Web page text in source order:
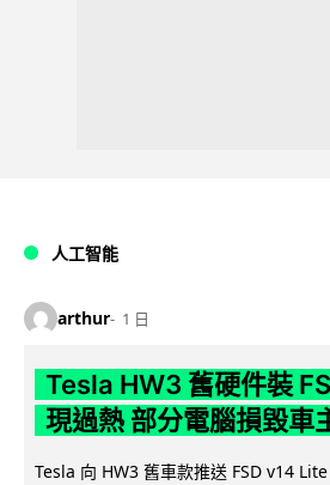
人工智能
arthur 1 日
Tesla HW3 舊硬件裝
現過熱 部分電腦損毀車
Tesla 向 HW3 舊車款推送 FSD v14